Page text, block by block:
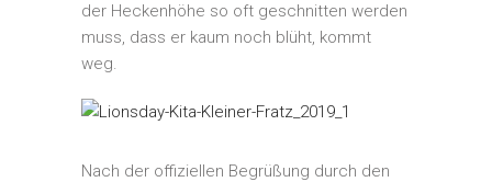
der Heckenhöhe so oft geschnitten werden
muss, dass er kaum noch blüht, kommt
weg.
Nach der offiziellen Begrüßung durch den